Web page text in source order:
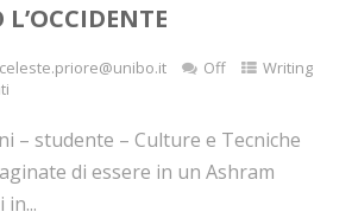
celeste.priore@unibo.it Off
Writing
– studente – Culture e Tecniche
di essere in un Ashram